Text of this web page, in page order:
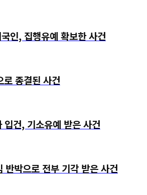
인, 집행유예 확보한 사건
종결된 사건
건, 기소유예 받은 사건
박으로 전부 기각 받은 사건